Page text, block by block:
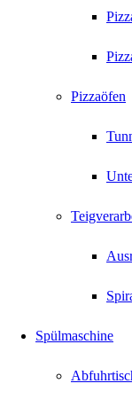
Pizzaöfen
Spülmaschine